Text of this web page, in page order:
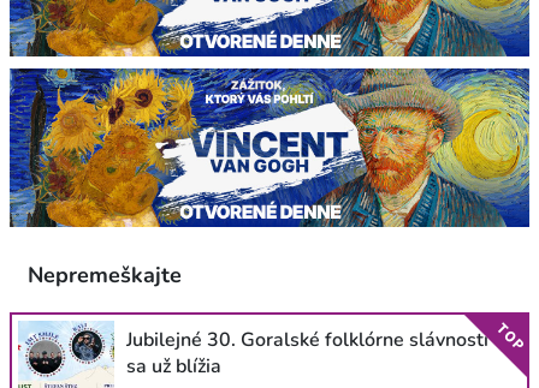
Nepremeškajte
Jubilejné 30. Goralské folklórne slávnosti
sa už blížia
TOP